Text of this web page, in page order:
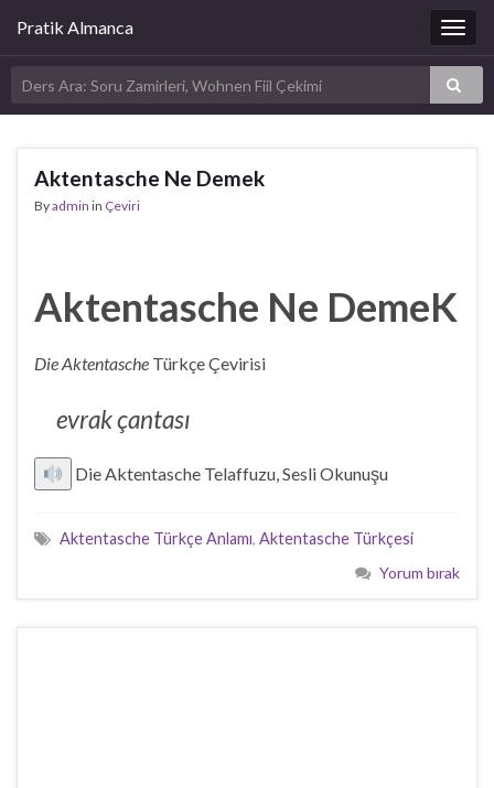
Pratik Almanca
Aktentasche Ne Demek
Byadmin in Çeviri
Aktentasche Ne DemeK
Die Aktentasche Türkçe Çevirisi
evrak çantası
Die Aktentasche Telaffuzu, Sesli Okunuşu
Aktentasche Türkçe Anlamı, Aktentasche Türkçesi
Yorum bırak